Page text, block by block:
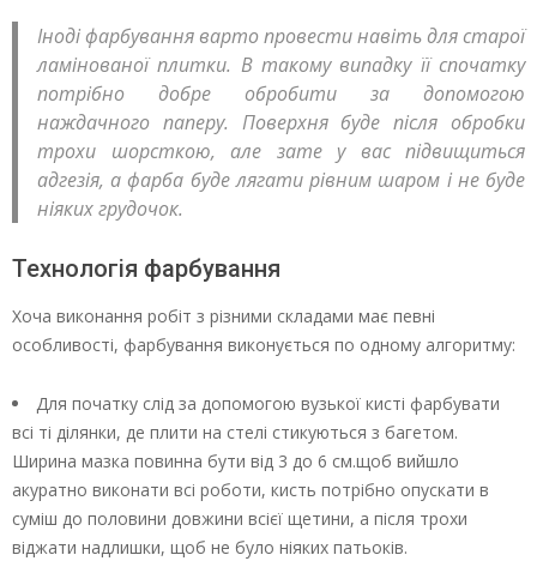
Іноді фарбування варто провести навіть для старої
ламінованої плитки. В такому випадку її спочатку
потрібно добре обробити за допомогою
наждачного паперу. Поверхня буде після обробки
трохи шорсткою, але зате у вас підвищиться
адгезія, а фарба буде лягати рівним шаром і не буде
ніяких грудочок.
Технологія фарбування
Хоча виконання робіт з різними складами має певні
особливості, фарбування виконується по одному алгоритму:
Для початку слід за допомогою вузької кисті фарбувати
всі ті ділянки, де плити на стелі стикуються з багетом.
Ширина мазка повинна бути від 3 до 6 см.щоб вийшло
акуратно виконати всі роботи, кисть потрібно опускати в
суміш до половини довжини всієї щетини, а після трохи
віджати надлишки, щоб не було ніяких патьоків.